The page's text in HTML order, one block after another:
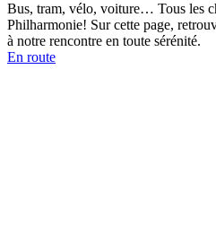
Bus, tram, vélo, voiture… Tous les
Philharmonie! Sur cette page,
à notre rencontre en toute sérénité.
En route